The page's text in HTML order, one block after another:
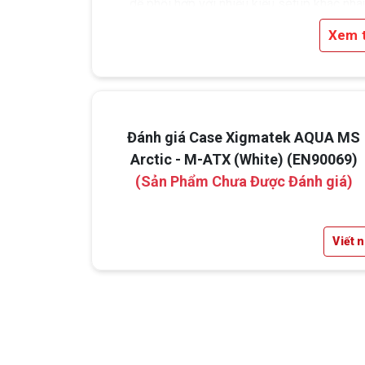
Xem
Đánh giá Case Xigmatek AQUA MS
Arctic - M-ATX (White) (EN90069)
(Sản Phẩm Chưa Được Đánh giá)
Viết